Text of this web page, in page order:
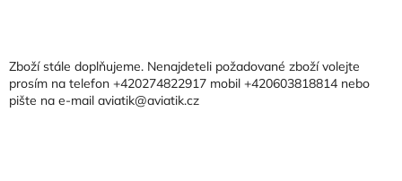
aZboží stále doplňujeme. Nenajdeteli požadované zboží volejte
prosím na telefon +420274822917 mobil +420603818814 nebo
pište na e-mail aviatik@aviatik.cz